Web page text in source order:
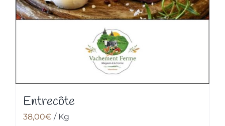
Entrecôte
38,00€ / Kg